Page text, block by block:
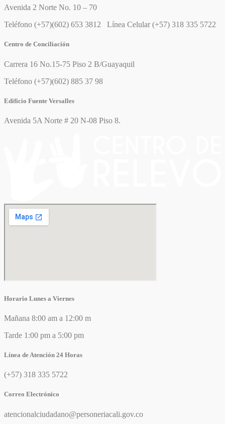
Avenida 2 Norte No. 10 – 70
Teléfono (+57)(602) 653 3812 Línea Celular (+57) 318 335 5722
Centro de Conciliación
Carrera 16 No.15-75 Piso 2 B/Guayaquil
Teléfono (+57)(602) 885 37 98
Edificio Fuente Versalles
Avenida 5A Norte # 20 N-08 Piso 8.
Horario Lunes a Viernes
Mañana 8:00 am a 12:00 m
Tarde 1:00 pm a 5:00 pm
Línea de Atención 24 Horas
(+57) 318 335 5722
Correo Electrónico
atencionalciudadano@personeriacali.gov.co